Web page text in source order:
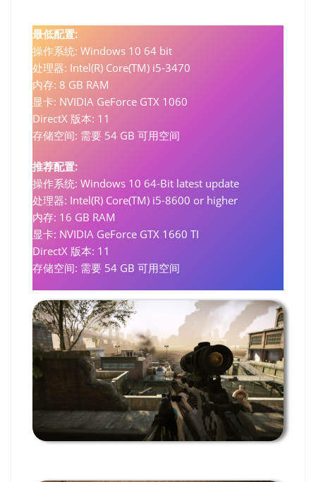
最低配置:
操作系统: Windows 10 64 bit
处理器: Intel(R) Core(TM) i5-3470
内存: 8 GB RAM
显卡: NVIDIA GeForce GTX 1060
DirectX 版本: 11
存储空间: 需要 54 GB 可用空间
推荐配置:
操作系统: Windows 10 64-Bit latest update
处理器: Intel(R) Core(TM) i5-8600 or higher
内存: 16 GB RAM
显卡: NVIDIA GeForce GTX 1660 TI
DirectX 版本: 11
存储空间: 需要 54 GB 可用空间